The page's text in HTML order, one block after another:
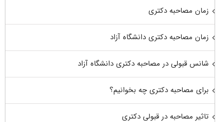
زمان مصاحبه دکتری
زمان مصاحبه دکتری دانشگاه آزاد
شانس قبولی در مصاحبه دکتری دانشگاه آزاد
برای مصاحبه دکتری چه بخوانیم؟
تاثیر مصاحبه در قبولی دکتری